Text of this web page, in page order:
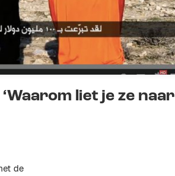
liet je ze naar
de